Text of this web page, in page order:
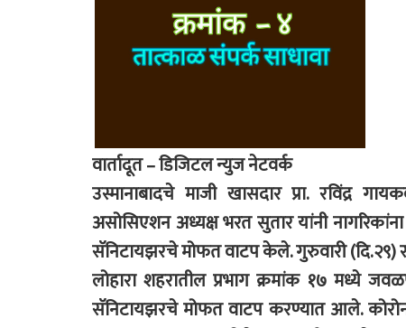
वार्तादूत – डिजिटल न्युज नेटवर्क
उस्मानाबादचे माजी खासदार प्रा. रविंद्र
असोसिएशन अध्यक्ष भरत सुतार यांनी
सॅनिटायझरचे मोफत वाटप केले. गुरुवारी (दि.२९)
लोहारा शहरातील प्रभाग क्रमांक १७ मध्ये
सॅनिटायझरचे मोफत वाटप करण्यात आले.